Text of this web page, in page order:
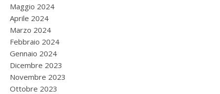
Maggio 2024
Aprile 2024
Marzo 2024
Febbraio 2024
Gennaio 2024
Dicembre 2023
Novembre 2023
Ottobre 2023